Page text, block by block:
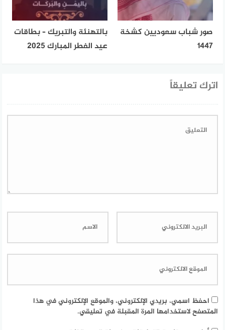
صور شباب سعوديين كشخة
1447
بالتهنئة والتبريك – بطاقات
عيد الفطر المبارك 2025
اترك تعليقاً
احفظ اسمي، بريدي الإلكتروني، والموقع الإلكتروني في هذا
المتصفح لاستخدامها المرة المقبلة في تعليقي.